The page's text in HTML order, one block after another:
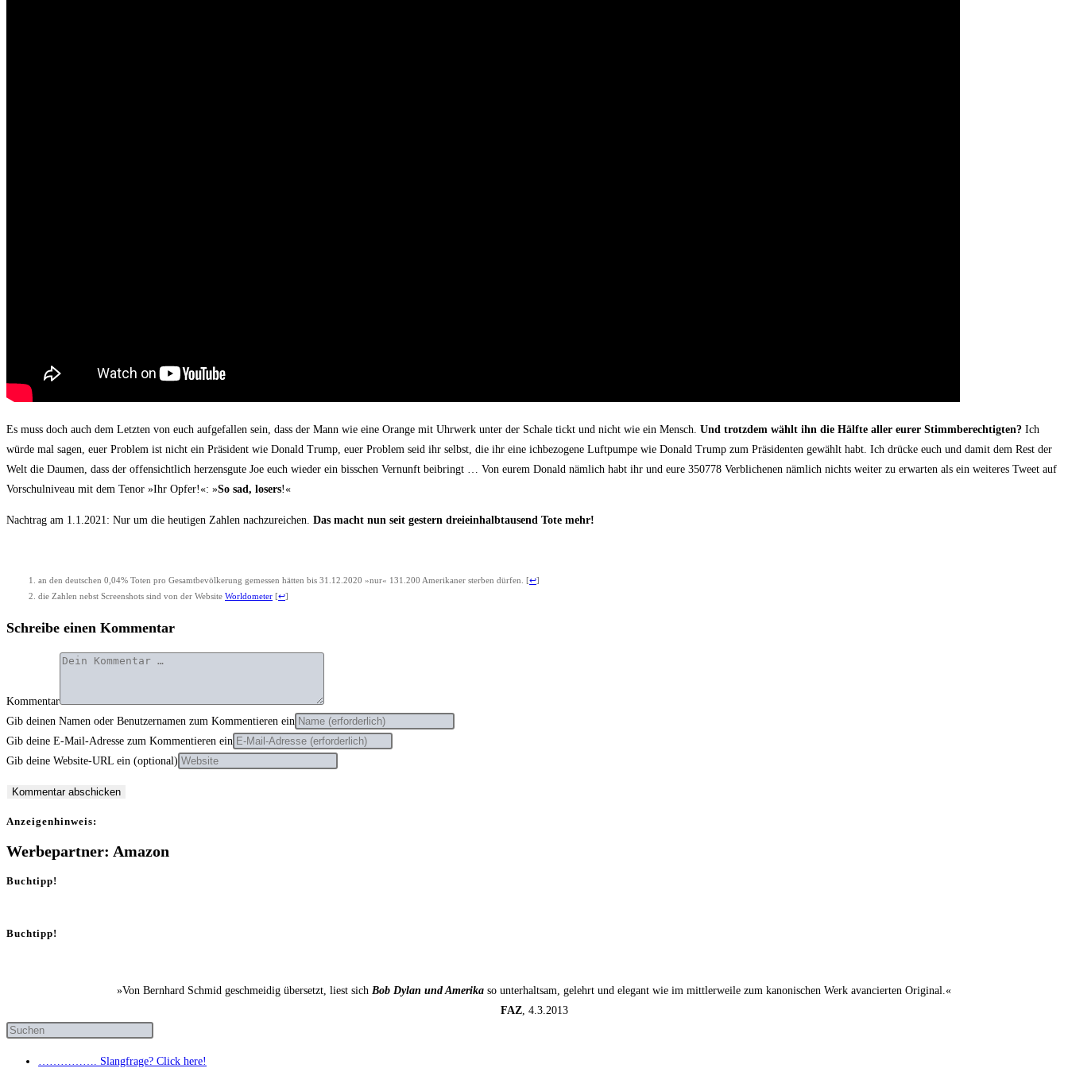
Es muss doch auch dem Letz­ten von euch auf­ge­fal­len sein, dass der Mann wie eine Oran­ge mit Uhr­werk unter der Scha­le tickt und nicht wie ein Mensch. Und trotz­dem wählt ihn die Hälf­te aller eurer Stimm­be­rech­tig­ten? Ich
wür­de mal sagen, euer Pro­blem ist nicht ein Prä­si­dent wie Donald Trump, euer Pro­blem seid ihr selbst, die ihr eine ich­be­zo­ge­ne Luft­pum­pe wie Donald Trump zum Prä­si­den­ten gewählt habt. Ich drü­cke euch und damit dem Rest der
Welt die Dau­men, dass der offen­sicht­lich her­zens­gu­te Joe euch wie­der ein biss­chen Ver­nunft bei­bringt … Von eurem Donald näm­lich habt ihr und eure 350778 Ver­bli­che­nen näm­lich nichts wei­ter zu erwar­ten als ein wei­te­res Tweet auf
Vor­schul­ni­veau mit dem Tenor »Ihr Opfer!«: »So sad, losers!«
Nach­trag am 1.1.2021: Nur um die heu­ti­gen Zah­len nach­zu­rei­chen. Das macht nun seit ges­tern drei­ein­halb­tau­send Tote mehr!
an den deut­schen 0,04% Toten pro Gesamt­be­völ­ke­rung gemes­sen hät­ten bis 31.12.2020 »nur« 131.200 Ame­ri­ka­ner ster­ben dür­fen. [↩]
die Zah­len nebst Screen­shots sind von der Web­site Worl­do­me­ter [↩]
Schreibe einen Kommentar
Kommentar
Gib deinen Namen oder Benutzernamen zum Kommentieren ein
Gib deine E-Mail-Adresse zum Kommentieren ein
Gib deine Website-URL ein (optional)
Anzei­gen­hin­weis:
Werbepartner: Amazon
Buchtipp!
Buchtipp!
»Von Bernhard Schmid geschmeidig übersetzt, liest sich Bob Dylan und Amerika so unterhaltsam, gelehrt und elegant wie im mittlerweile zum kanonischen Werk avancierten Original.«
FAZ, 4.3.2013
……………. Slang­fra­ge? Click here!